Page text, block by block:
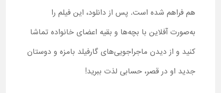
هم فراهم شده است. پس از دانلود، این فیلم را
به‌صورت آفلاین با بچه‌ها و بقیه اعضای خانواده تماشا
کنید و از دیدن ماجراجویی‌های گارفیلد بامزه و دوستان
جدید او در قصر، حسابی لذت ببرید!